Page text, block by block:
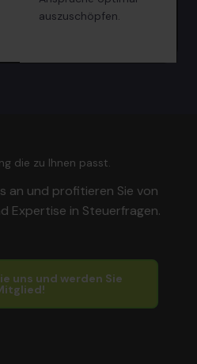
auszuschöpfen.
die zu Ihnen passt.
an und profitieren Sie von
Expertise in Steuerfragen.
uns und werden Sie